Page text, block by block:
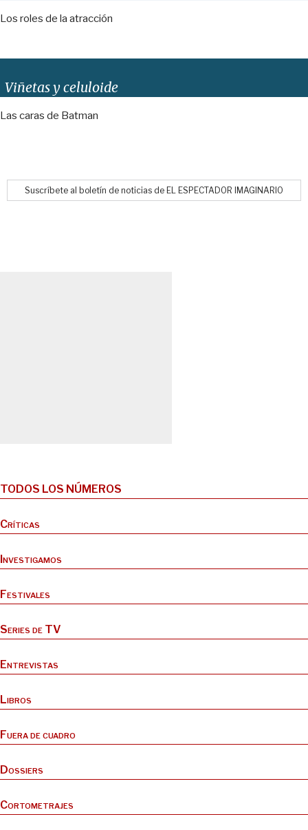
Los roles de la atracción
Viñetas y celuloide
Las caras de Batman
Suscríbete al boletín de noticias de EL ESPECTADOR IMAGINARIO
TODOS LOS NÚMEROS
Críticas
Investigamos
Festivales
Series de TV
Entrevistas
Libros
Fuera de cuadro
Dossiers
Cortometrajes